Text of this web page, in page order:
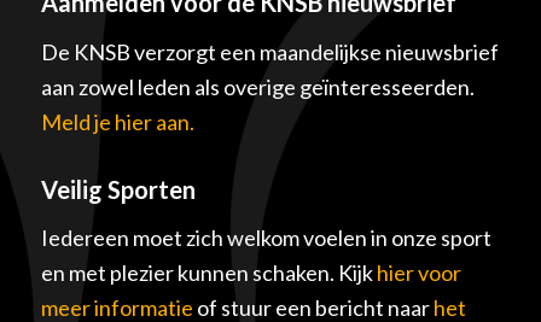
De KNSB verzorgt een maandelijkse nieuwsbrief
aan zowel leden als overige geïnteresseerden.
Meld je hier aan.
Veilig Sporten
Iedereen moet zich welkom voelen in onze sport
en met plezier kunnen schaken. Kijkhier voor
meer informatie of stuur een bericht naarhet